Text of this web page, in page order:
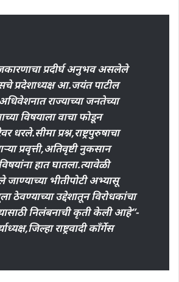
प्रदीर्घ अनुभव असलेले
प्रदेशाध्यक्ष आ.जयंत पाटील
राज्याच्या जनतेच्या
विषयाला वाचा फोडून
धरले.सीमा प्रश्न,राष्ट्रपुरुषाचा
प्रवृत्ती,अतिवृष्टी नुकसान
हात घातला.त्यावेळी
जाण्याच्या भीतीपोटी अभ्यासू
ठेवण्याच्या उद्देशातून विरोधकांचा
निलंबनाची कृती केली आहे”-
राष्ट्रवादी काँर्गेस